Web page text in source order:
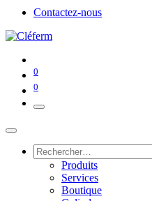
Contactez-nous
0
0
Produits
Services
Boutique